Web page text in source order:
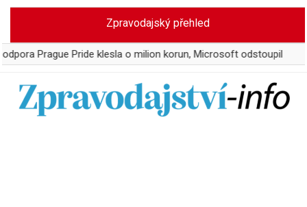
Skip
content
Zpravodajský přehled
Pride klesla o milion korun, Microsoft odstoupil WTA